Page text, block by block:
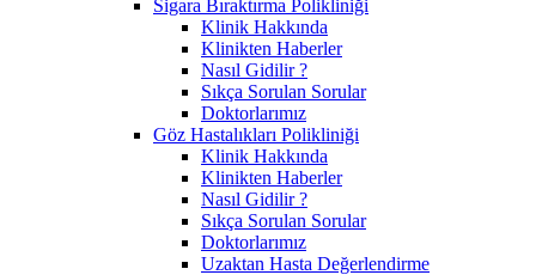
Sigara Bıraktırma Polikliniği
Klinik Hakkında
Klinikten Haberler
Nasıl Gidilir ?
Sıkça Sorulan Sorular
Doktorlarımız
Göz Hastalıkları Polikliniği
Klinik Hakkında
Klinikten Haberler
Nasıl Gidilir ?
Sıkça Sorulan Sorular
Doktorlarımız
Uzaktan Hasta Değerlendirme